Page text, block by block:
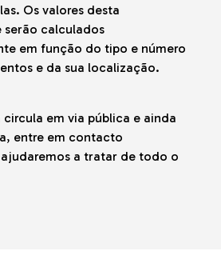
Os valores desta
serão calculados
em função do tipo e número
e da sua localização.
circula em via pública e ainda
entre em contacto
a tratar de todo o